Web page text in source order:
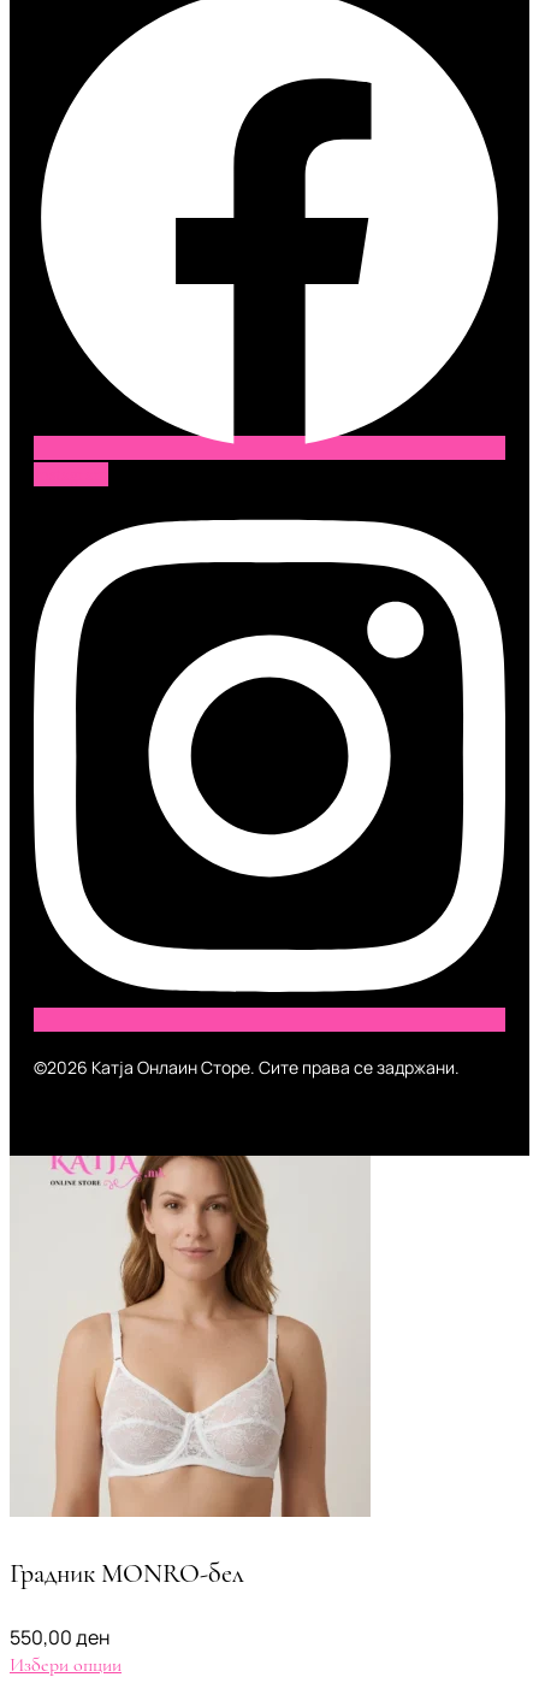
©2026 Катја Онлаин Сторе. Сите права се задржани.
Градник MONRO-бел
550,00ден
Избери опции